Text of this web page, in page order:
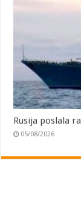
Rusija poslala
05/08/2026